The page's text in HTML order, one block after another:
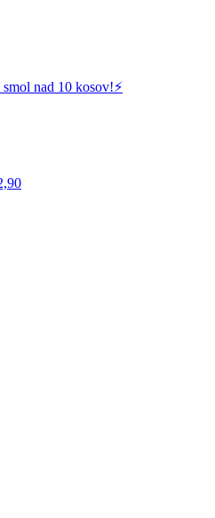
nad 10 kosov!⚡️